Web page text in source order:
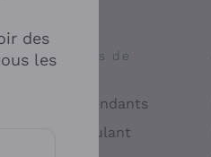
philosophies de
Indépendants
Manipulant
des
les